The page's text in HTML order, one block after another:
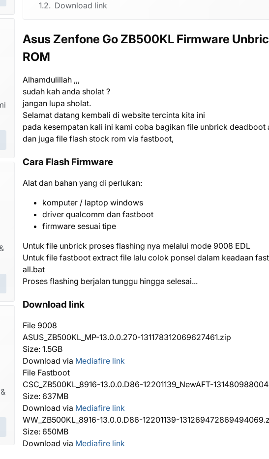
Download link
Asus Zenfone Go ZB500KL Firmware
ROM
Alhamdulillah ,,,
sudah kah anda sholat ?
jangan lupa sholat.
Selamat datang kembali di website tercinta kita ini
pada kesempatan kali ini kami coba bagikan file unbrick deadboot
dan juga file flash stock rom via fastboot,
Cara Flash Firmware
Alat dan bahan yang di perlukan:
komputer / laptop windows
driver qualcomm dan fastboot
firmware sesuai tipe
Untuk file unbrick proses flashing nya melalui mode 9008 EDL
Untuk file fastboot extract file lalu colok ponsel dalam keadaan
all.bat
Proses flashing berjalan tunggu hingga selesai...
Download link
File 9008
ASUS_ZB500KL_MP-13.0.0.270-131178312069627461.zip
Size: 1.5GB
Download via Mediafire link
File Fastboot
CSC_ZB500KL_8916-13.0.0.D86-12201139_NewAFT-
Size: 637MB
Download via Mediafire link
WW_ZB500KL_8916-13.0.0.D86-12201139-
Size: 650MB
Download via Mediafire link